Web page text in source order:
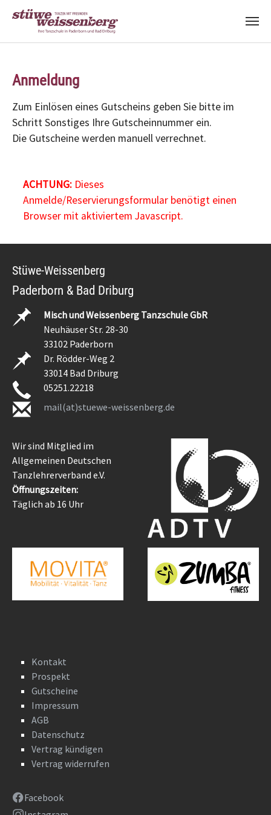
Anmeldung
Zum Einlösen eines Gutscheins geben Sie bitte im
Schritt Sonstiges Ihre Gutscheinnummer ein.
Die Gutscheine werden manuell verrechnet.
ACHTUNG:Dieses
Anmelde/Reservierungsformular benötigt einen
Browser mit aktiviertem Javascript.
Stüwe-Weissenberg
Paderborn & Bad Driburg
Misch und Weissenberg Tanzschule GbR
Neuhäuser Str. 28-30
33102 Paderborn
Dr. Rödder-Weg 2
33014 Bad Driburg
05251.22218
mail(at)stuewe-weissenberg.de
Wir sind Mitglied im
Allgemeinen Deutschen
Tanzlehrerverband e.V.
Öffnungszeiten:
Täglich ab 16 Uhr
Kontakt
Prospekt
Gutscheine
Impressum
AGB
Datenschutz
Vertrag kündigen
Vertrag widerrufen
Facebook